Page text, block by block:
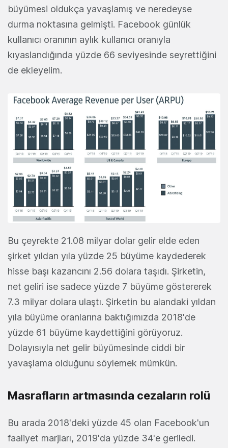
büyümesi oldukça yavaşlamış ve neredeyse
durma noktasına gelmişti. Facebook günlük
kullanıcı oranının aylık kullanıcı oranıyla
kıyaslandığında yüzde 66 seviyesinde seyrettiğini
de ekleyelim.
Bu çeyrekte 21.08 milyar dolar gelir elde eden
şirket yıldan yıla yüzde 25 büyüme kaydederek
hisse başı kazancını 2.56 dolara taşıdı. Şirketin,
net geliri ise sadece yüzde 7 büyüme göstererek
7.3 milyar dolara ulaştı. Şirketin bu alandaki yıldan
yıla büyüme oranlarına baktığımızda 2018'de
yüzde 61 büyüme kaydettiğini görüyoruz.
Dolayısıyla net gelir büyümesinde ciddi bir
yavaşlama olduğunu söylemek mümkün.
Masrafların artmasında cezaların rolü
Bu arada 2018'deki yüzde 45 olan Facebook'un
faaliyet marjları, 2019'da yüzde 34'e geriledi.